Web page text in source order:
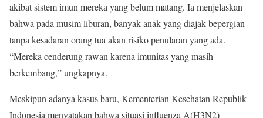
akibat sistem imun mereka yang belum matang. Ia menjelaskan
bahwa pada musim liburan, banyak anak yang diajak bepergian
tanpa kesadaran orang tua akan risiko penularan yang ada.
“Mereka cenderung rawan karena imunitas yang masih
berkembang,” ungkapnya.
Meskipun adanya kasus baru, Kementerian Kesehatan Republik
Indonesia menyatakan bahwa situasi influenza A(H3N2)